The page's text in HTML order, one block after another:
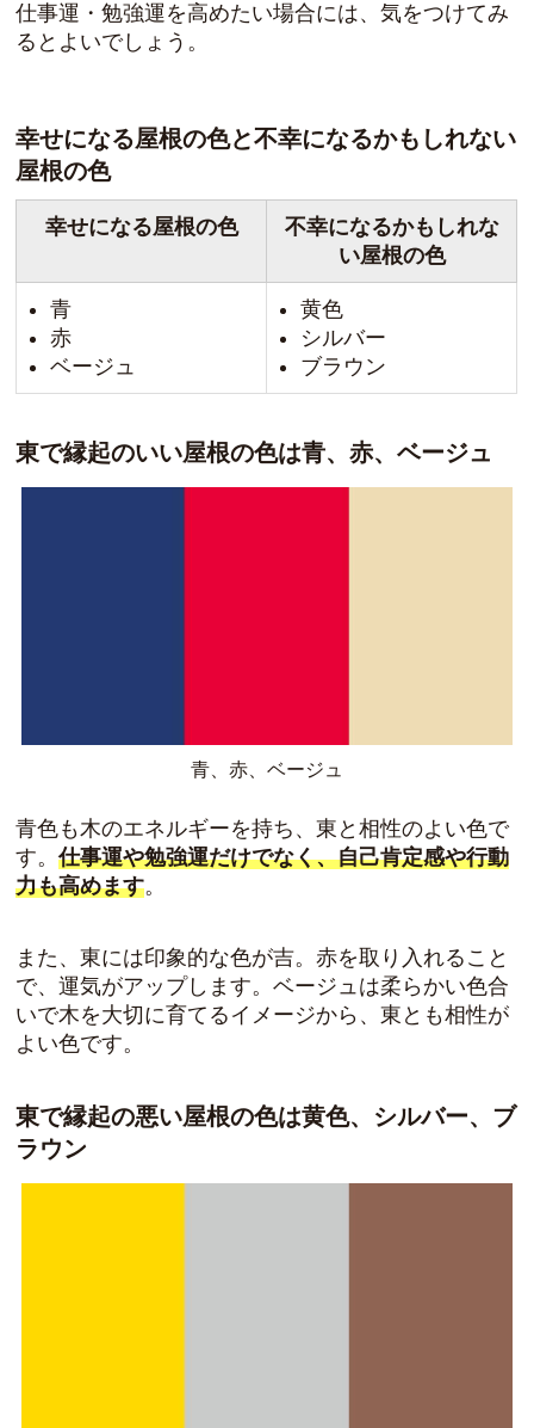
仕事運・勉強運を高めたい場合には、気をつけてみ
るとよいでしょう。
幸せになる屋根の色と不幸になるかもしれない
屋根の色
幸せになる屋根の色
不幸になるかもしれな
い屋根の色
青
赤
ベージュ
黄色
シルバー
ブラウン
東で縁起のいい屋根の色は青、赤、ベージュ
青、赤、ベージュ
青色も木のエネルギーを持ち、東と相性のよい色で
す。仕事運や勉強運だけでなく、自己肯定感や行動
力も高めます。
また、東には印象的な色が吉。赤を取り入れること
で、運気がアップします。ベージュは柔らかい色合
いで木を大切に育てるイメージから、東とも相性が
よい色です。
東で縁起の悪い屋根の色は黄色、シルバー、ブ
ラウン